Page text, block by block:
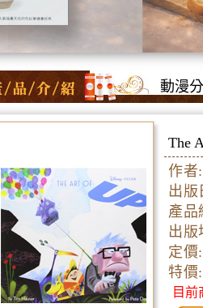
動漫
The
作者:
出版
產品
出版
定價:
特價:
目前